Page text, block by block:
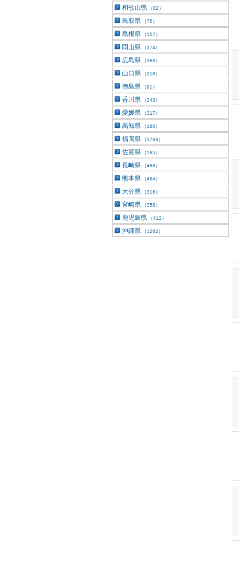
和歌山県 （82）
鳥取県 （75）
島根県 （157）
岡山県 （374）
広島県 （388）
山口県 （218）
徳島県 （91）
香川県 （243）
愛媛県 （317）
高知県 （180）
福岡県 （1766）
佐賀県 （185）
長崎県 （488）
熊本県 （464）
大分県 （316）
宮崎県 （358）
鹿児島県 （412）
沖縄県 （1262）